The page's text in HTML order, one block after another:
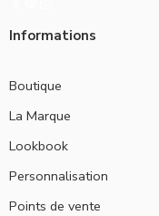
Informations
Boutique
La Marque
Lookbook
Personnalisation
Points de vente